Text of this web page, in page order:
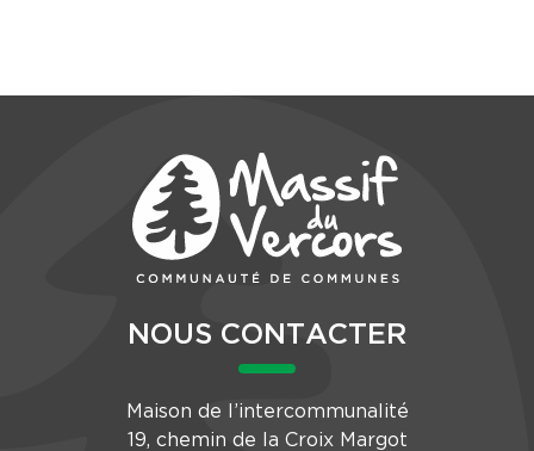
NOUS CONTACTER
Maison de l’intercommunalité
19, chemin de la Croix Margot